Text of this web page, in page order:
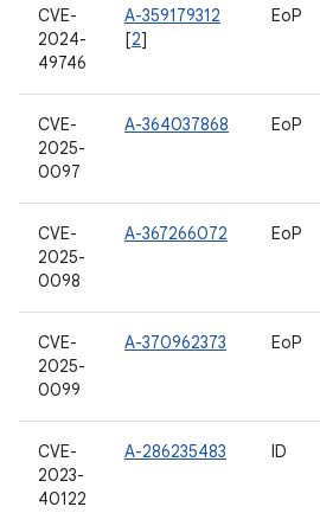
CVE-
2024-
49746
A-359179312
[2]
EoP
CVE-
2025-
0097
A-364037868 EoP
CVE-
2025-
0098
A-367266072 EoP
CVE-
2025-
0099
A-370962373 EoP
CVE-
2023-
40122
A-286235483 ID